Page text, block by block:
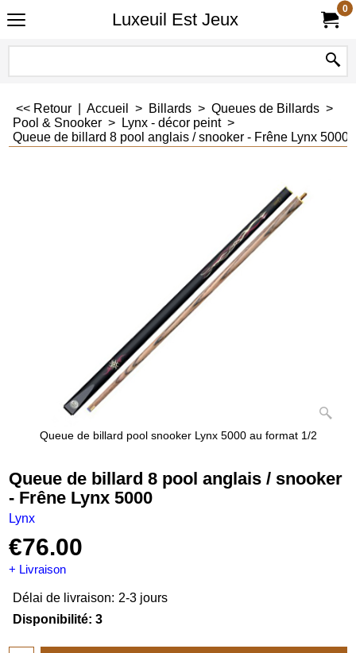
Luxeuil Est Jeux
0
<< Retour Accueil > Billards > Queues de Billards >
Pool & Snooker > Lynx - décor peint>
Queue de billard 8 pool anglais / snooker - Frêne Lynx 5000
Queue de billard pool snooker Lynx 5000 au format 1/2
Queue de billard 8 pool anglais / snooker
- Frêne Lynx 5000
Lynx
€76.00
+ Livraison
Délai de livraison: 2-3 jours
Disponibilité: 3